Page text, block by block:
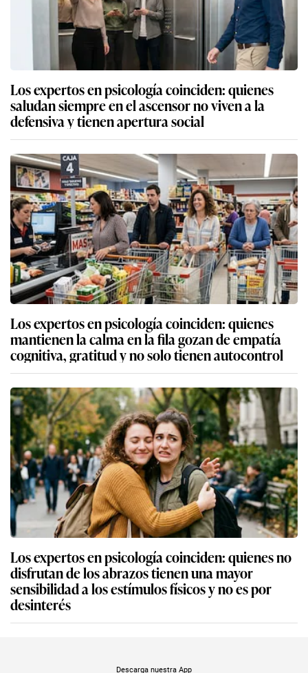
Los expertos en psicología coinciden: quienes
saludan siempre en el ascensor no viven a la
defensiva y tienen apertura social
Los expertos en psicología coinciden: quienes
mantienen la calma en la fila gozan de empatía
cognitiva, gratitud y no solo tienen autocontrol
Los expertos en psicología coinciden: quienes no
disfrutan de los abrazos tienen una mayor
sensibilidad a los estímulos físicos y no es por
desinterés
Descarga nuestra App